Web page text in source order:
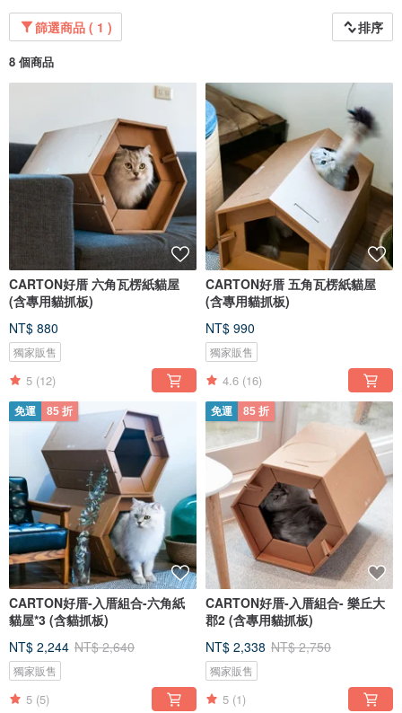
篩選商品 ( 1 ) 排序
8 個商品
CARTON好厝 六角瓦楞紙貓屋
(含專用貓抓板)
NT$ 880
獨家販售
5 (12)
CARTON好厝 五角瓦楞紙貓屋
(含專用貓抓板)
NT$ 990
獨家販售
4.6 (16)
免運 85 折
CARTON好厝-入厝組合-六角紙
貓屋*3 (含貓抓板)
NT$ 2,244 NT$ 2,640
獨家販售
5 (5)
免運 85 折
CARTON好厝-入厝組合- 樂丘大
郡2 (含專用貓抓板)
NT$ 2,338 NT$ 2,750
獨家販售
5 (1)